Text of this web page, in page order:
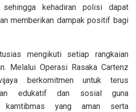
kehadiran polisi dapat
memberikan dampak positif bagi
mengikuti setiap rangkaian
Melalui Operasi Rasaka Cartenz
berkomitmen untuk terus
edukatif dan sosial guna
kamtibmas yang aman serta